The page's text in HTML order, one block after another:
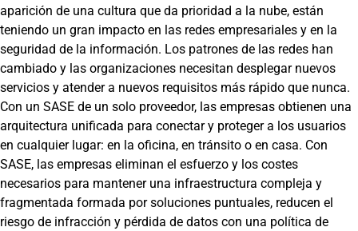
aparición de una cultura que da prioridad a la nube, están
teniendo un gran impacto en las redes empresariales y en la
seguridad de la información. Los patrones de las redes han
cambiado y las organizaciones necesitan desplegar nuevos
servicios y atender a nuevos requisitos más rápido que nunca.
Con un SASE de un solo proveedor, las empresas obtienen una
arquitectura unificada para conectar y proteger a los usuarios
en cualquier lugar: en la oficina, en tránsito o en casa. Con
SASE, las empresas eliminan el esfuerzo y los costes
necesarios para mantener una infraestructura compleja y
fragmentada formada por soluciones puntuales, reducen el
riesgo de infracción y pérdida de datos con una política de